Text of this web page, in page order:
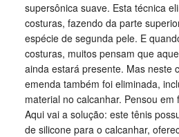
supersônica suave. Esta técnica
costuras, fazendo da parte
espécie de segunda pele. E
costuras, muitos pensam que
ainda estará presente. Mas neste
emenda também foi eliminada,
material no calcanhar. Pensou em
Aqui vai a solução: este tênis
de silicone para o calcanhar,